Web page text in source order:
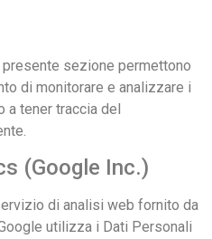
sezione permettono
di monitorare e analizzare i
a tener traccia del
(Google Inc.)
di analisi web fornito da
utilizza i Dati Personali